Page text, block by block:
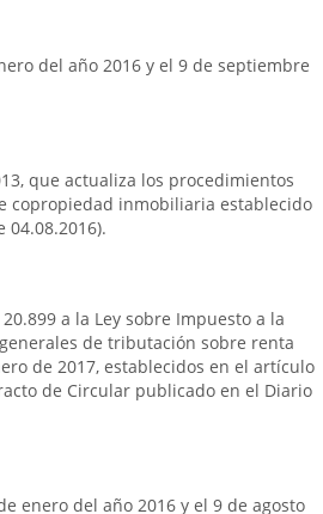
del año 2016 y el 9 de septiembre
que actualiza los procedimientos
copropiedad inmobiliaria establecido
04.08.2016).
a la Ley sobre Impuesto a la
de tributación sobre renta
de 2017, establecidos en el artículo
de Circular publicado en el Diario
enero del año 2016 y el 9 de agosto